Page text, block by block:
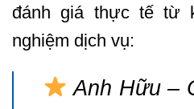
đánh giá thực tế từ
nghiệm dịch vụ:
Anh Hữu –